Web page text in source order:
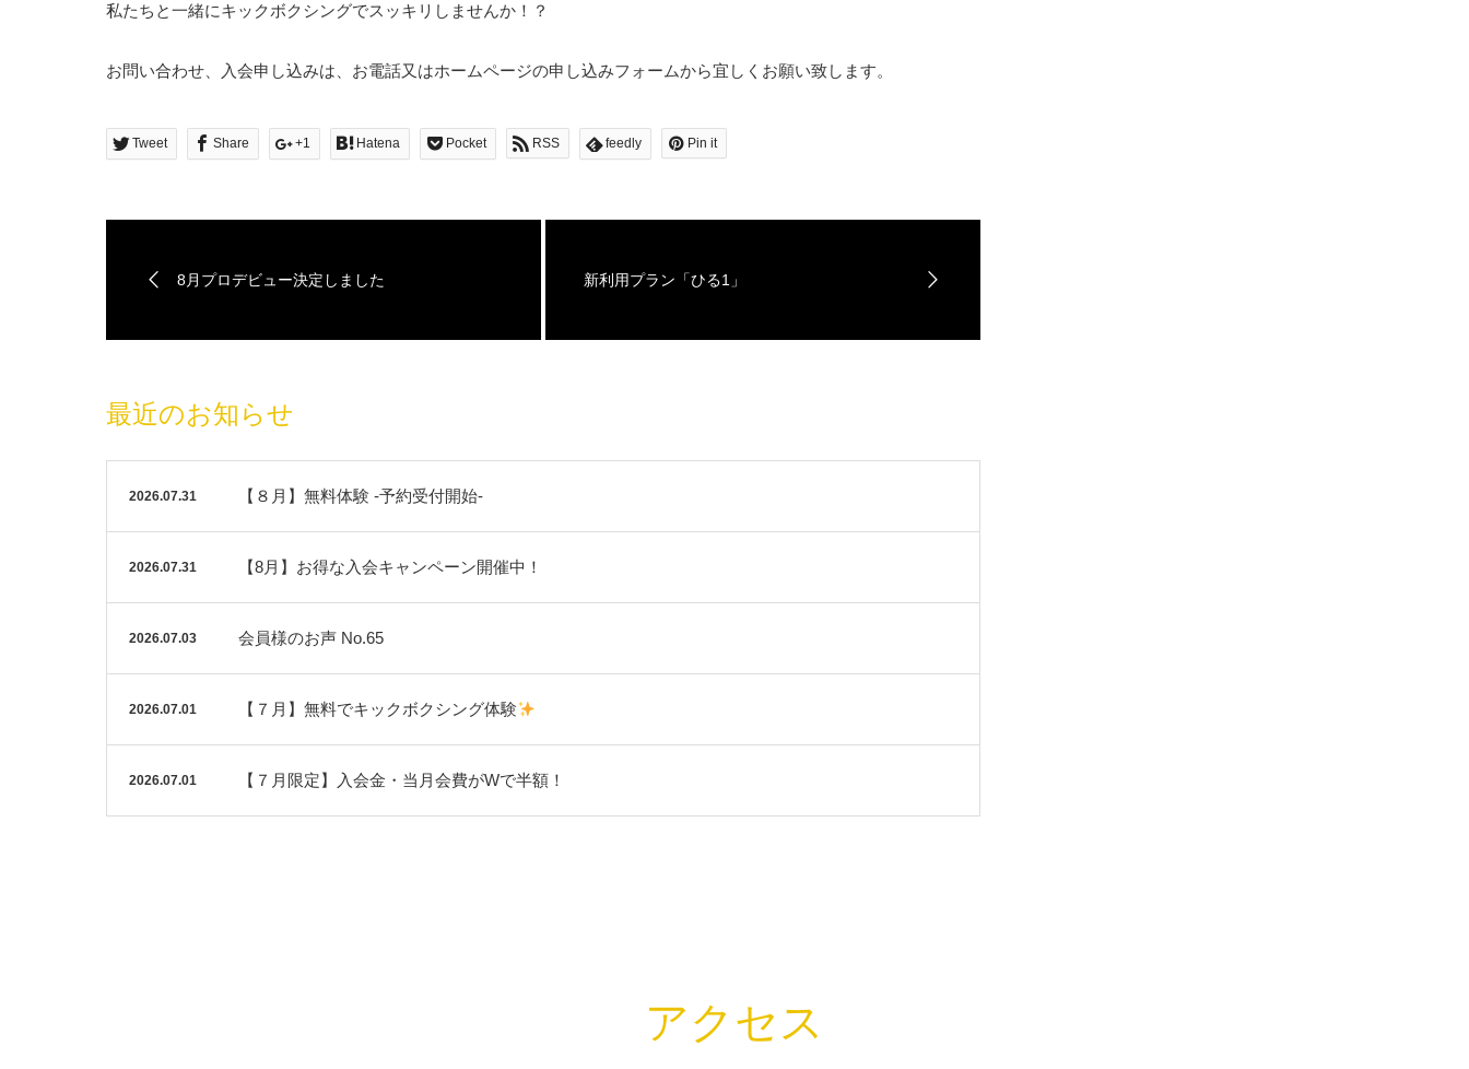
私たちと一緒にキックボクシングでスッキリしませんか！？
お問い合わせ、入会申し込みは、お電話又はホームページの申し込みフォームから宜しくお願い致します。
Tweet Share +1 Hatena Pocket RSS feedly Pin it
8月プロデビュー決定しました 新利用プラン「ひる1」
最近のお知らせ
2026.07.31 【８月】無料体験 -予約受付開始-
2026.07.31 【8月】お得な入会キャンペーン開催中！
2026.07.03 会員様のお声 No.65
2026.07.01 【７月】無料でキックボクシング体験
2026.07.01 【７月限定】入会金・当月会費がWで半額！
アクセス